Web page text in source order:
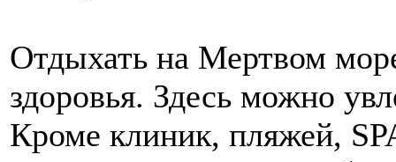
Отдыхать на Мертвом
здоровья. Здесь можно
Кроме клиник, пляжей,